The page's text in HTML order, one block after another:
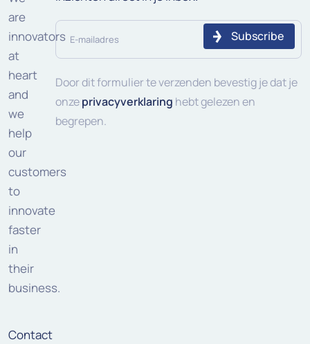
are
innovators
at
heart
and
we
help
our
customers
to
innovate
faster
in
their
business.
Contact
E-
mailadres
(Vereist)
Door dit formulier te verzenden bevestig je dat je
onzeprivacyverklaring hebt gelezen en
begrepen.